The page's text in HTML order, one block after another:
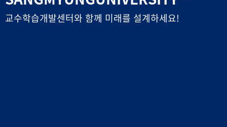
교수학습개발센터와 함께 미래를 설계하세요!